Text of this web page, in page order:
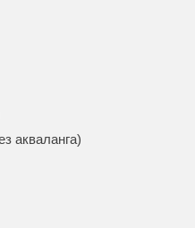
акваланга)